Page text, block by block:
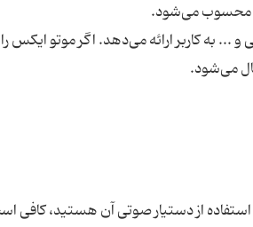
... به کاربر ارائه می‌دهد. اگر موتو ایکس
از دستیار صوتی آن هستید، کافی